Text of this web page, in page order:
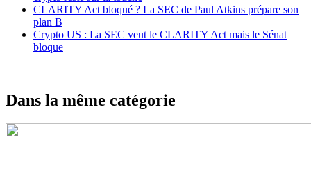
CLARITY Act bloqué ? La SEC de Paul Atkins prépare son
plan B
Crypto US : La SEC veut le CLARITY Act mais le Sénat
bloque
Dans la même catégorie